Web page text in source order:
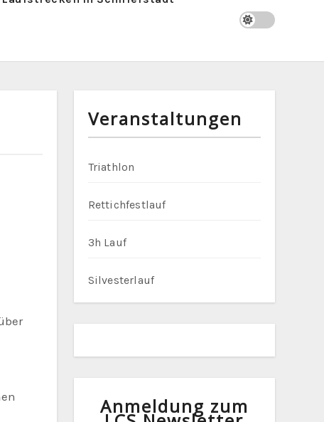
Veranstaltungen
Triathlon
Rettichfestlauf
3h Lauf
Silvesterlauf
Anmeldung zum